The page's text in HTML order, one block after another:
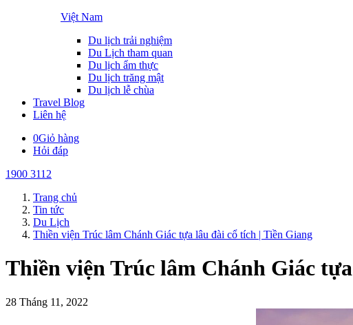
Việt Nam
Du lịch trải nghiệm
Du Lịch tham quan
Du lịch ẩm thực
Du lịch trăng mật
Du lịch lễ chùa
Travel Blog
Liên hệ
0Giỏ hàng
Hỏi đáp
1900 3112
Trang chủ
Tin tức
Du Lịch
Thiền viện Trúc lâm Chánh Giác tựa lâu đài cổ tích | Tiền Giang
Thiền viện Trúc lâm Chánh Giác
28 Tháng 11, 2022